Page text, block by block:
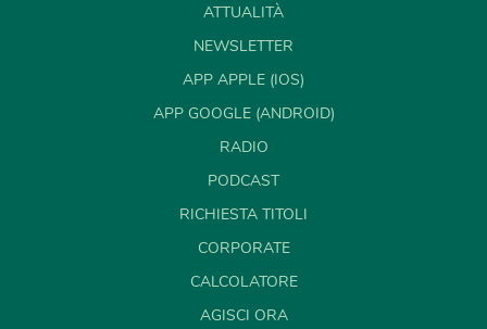
ATTUALITÀ
NEWSLETTER
APP APPLE (IOS)
APP GOOGLE (ANDROID)
RADIO
PODCAST
RICHIESTA TITOLI
CORPORATE
CALCOLATORE
AGISCI ORA